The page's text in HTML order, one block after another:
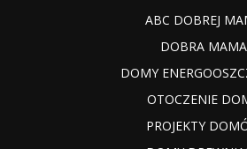
ABC DOBREJ
DOBRA MAMA
DOMY
OTOCZENIE
PROJEKTY